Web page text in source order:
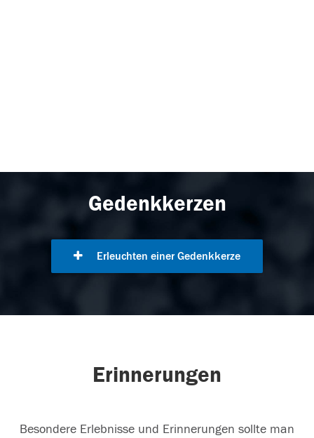
Gedenkkerzen
Erleuchten einer Gedenkkerze
Erinnerungen
Besondere Erlebnisse und Erinnerungen sollte man